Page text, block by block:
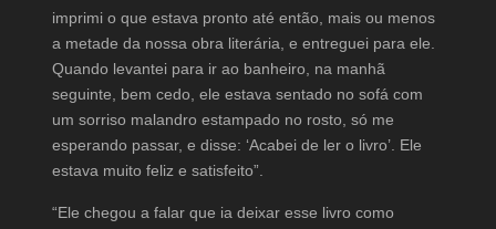
imprimi o que estava pronto até então, mais ou menos
a metade da nossa obra literária, e entreguei para ele.
Quando levantei para ir ao banheiro, na manhã
seguinte, bem cedo, ele estava sentado no sofá com
um sorriso malandro estampado no rosto, só me
esperando passar, e disse: ‘Acabei de ler o livro’. Ele
estava muito feliz e satisfeito”.
“Ele chegou a falar que ia deixar esse livro como